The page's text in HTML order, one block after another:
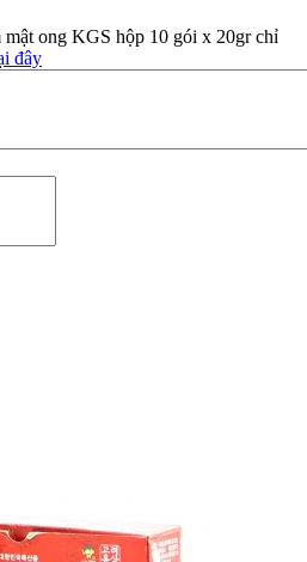
mật ong KGS hộp 10 gói x 20gr chỉ
đây